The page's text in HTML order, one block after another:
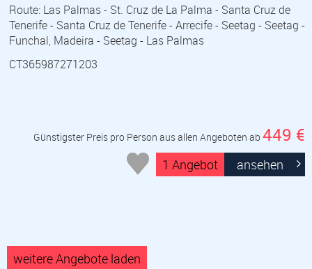
Route: Las Palmas - St. Cruz de La Palma - Santa Cruz de
Tenerife - Santa Cruz de Tenerife - Arrecife - Seetag - Seetag -
Funchal, Madeira - Seetag - Las Palmas
CT365987271203
Günstigster Preis pro Person aus allen Angeboten ab 449 €
1 Angebot ansehen
weitere Angebote laden